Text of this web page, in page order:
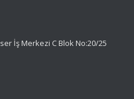
İş Merkezi C Blok No:20/25